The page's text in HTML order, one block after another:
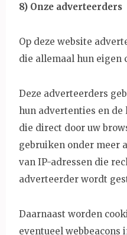
8) Onze adverteerders
Op deze website
die allemaal hun eigen
Deze adverteerders
hun advertenties en
die direct door uw
gebruiken onder meer
van IP-adressen die
adverteerder wordt
Daarnaast worden
eventueel webbeacons